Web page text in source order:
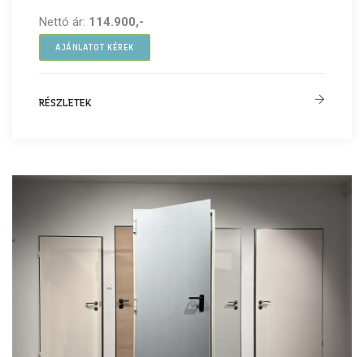
Nettó ár: 114.900,-
AJÁNLATOT KÉREK
RÉSZLETEK